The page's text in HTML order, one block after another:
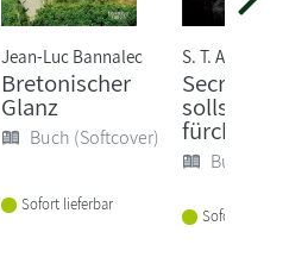
Jean-Luc Bannalec
Bretonischer
Glanz
Buch (Softcover)
Sofort lieferbar
S. T. Abby
Secret -
sollst
fürchten
Buch
Sofort